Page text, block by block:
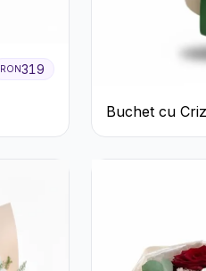
RON319
Buchet cu
Albe și